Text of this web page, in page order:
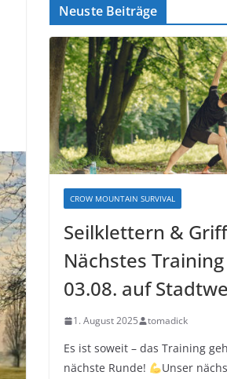
Neuste Beiträge
CROW MOUNTAIN SURVIVAL
Seilklettern &
Nächstes
03.08. auf
1. August 2025 tomadick
Es ist soweit – das Training
nächste Runde!
Unser